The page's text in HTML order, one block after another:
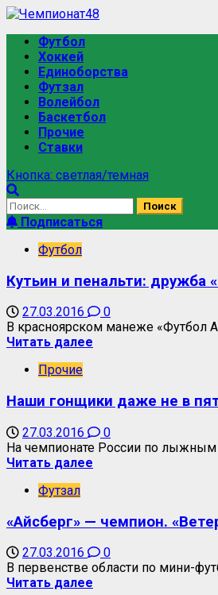
Футбол
Хоккей
Единоборства
Футзал
Волейбол
Баскетбол
Прочие
Ставки
Кнопка: светлая/темная
Подписаться
Футбол
Кутьин и пенальти: дружба
27.03.2016
0
В красноярском манеже «Футбол
Читать далее
Прочие
Наши гонщики даже не в
27.03.2016
0
На чемпионате России по
Читать далее
Футзал
«Айсберг» — чемпион.
27.03.2016
0
В первенстве области по мини-
Читать далее